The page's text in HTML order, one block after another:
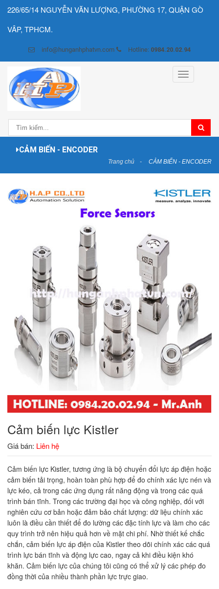
226/65/14 NGUYỄN VĂN LƯỢNG, PHƯỜNG 17, QUẬN GÒ
VÂP, TPHCM.
info@hunganhphatvn.com Hotline: 0984.20.02.94
Toggle
navigation
CẢM BIẾN - ENCODER
Trang chủ CẢM BIẾN - ENCODER
Cảm biến lực Kistler
Giá bán: Liên hệ
Cảm biến lực Kistler, tương ứng là bộ chuyển đổi lực áp điện hoặc
cảm biến tải trọng, hoàn toàn phù hợp để đo chính xác lực nén và
lực kéo, cả trong các ứng dụng rất năng động và trong các quá
trình bán tĩnh. Trong các trường đại học và công nghiệp, đối với
nghiên cứu cơ bản hoặc đảm bảo chất lượng: dữ liệu chính xác
luôn là điều cần thiết để đo lường các đặc tính lực và làm cho các
quy trình trở nên hiệu quả hơn về mặt chi phí. Nhờ thiết kế chắc
chắn, cảm biến lực áp điện của Kistler theo dõi chính xác các quá
trình lực bán tĩnh và động lực cao, ngay cả khi điều kiện khó
khăn. Cảm biến lực của chúng tôi cũng có thể xử lý các phép đo
đồng thời của nhiều thành phần lực trực giao.